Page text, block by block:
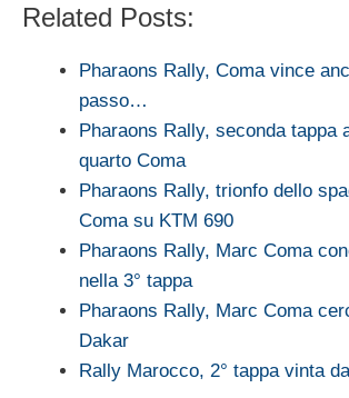
Related Posts:
Pharaons Rally, Coma vince
passo…
Pharaons Rally, seconda tappa
quarto Coma
Pharaons Rally, trionfo dello
Coma su KTM 690
Pharaons Rally, Marc Coma
nella 3° tappa
Pharaons Rally, Marc Coma
Dakar
Rally Marocco, 2° tappa vinta